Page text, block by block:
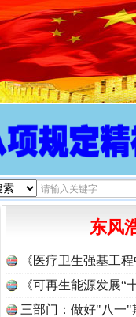
东风
《医疗卫生强基工
《可再生能源发展“
三部门：做好"八一"